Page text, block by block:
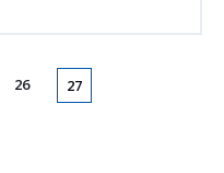
Page
26 Page
27